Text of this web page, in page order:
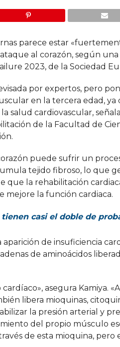
parece estar
al corazón, según
2023, de la Sociedad
por expertos, pero
en la tercera edad,
salud cardiovascular,
de la Facultad de
puede sufrir un
tejido fibroso, lo que
que la rehabilitación
mejore la función cardiaca.
casi el doble de
de insuficiencia
de aminoácidos
asegura Kamiya.
libera mioquinas,
la presión arterial y
del propio músculo
de esta mioquina,